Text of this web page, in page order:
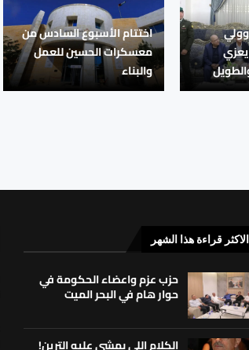
اختتام الأسبوع السادس من
معسكرات الحسين للعمل
والبناء
الاكثر قراءة هذا الشهر
حزب عزم واعضاء الحكومة في
حوار هام في البحر الميت
الكلام اللي بمشي عليه الترين!